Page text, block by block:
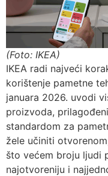
(Foto: IKEA)
IKEA radi najveći
korištenje pametne
januara 2026. uvodi
proizvoda,
standardom za
žele učiniti
što većem broju ljudi
najotvoreniju i